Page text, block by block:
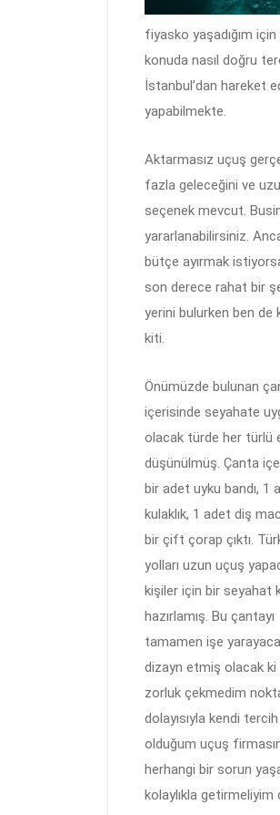
fiyasko yaşadığım
konuda nasıl doğru
İstanbul’dan hareket
yapabilmekte.
Aktarmasız uçuş
fazla geleceğini ve
seçenek mevcut.
yararlanabilirsiniz.
bütçe ayırmak
son derece rahat bir
yerini bulurken ben de
kiti.
Önümüzde bulunan
içerisinde seyahate
olacak türde her türlü
düşünülmüş. Çanta
bir adet uyku bandı, 1
kulaklık, 1 adet diş
bir çift çorap çıktı.
yolları uzun uçuş
kişiler için bir seyahat
hazırlamış. Bu çantayı
tamamen işe
dizayn etmiş olacak ki
zorluk çekmedim
dolayısıyla kendi
olduğum uçuş
herhangi bir sorun
kolaylıkla getirmeliyim